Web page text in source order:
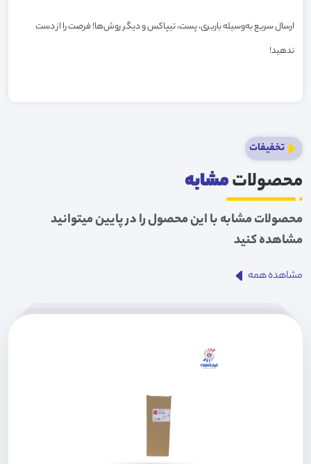
ارسال سریع به‌وسیله باربری، پست، تیپاکس و دیگر روش‌ها! فرصت را از دست
ندهید!
تخفیفات
محصولاتمشابه
محصولات مشابه با این محصول را در پایین میتوانید
مشاهده کنید
مشاهده همه